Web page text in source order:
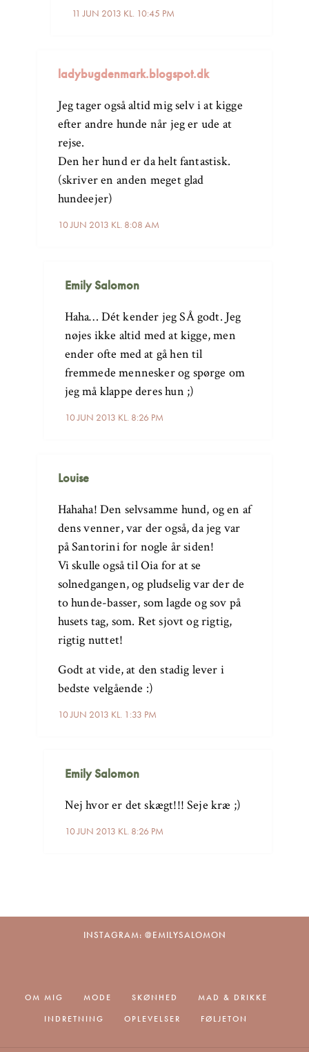
11 JUN 2013 KL. 10:45 PM
ladybugdenmark.blogspot.dk
10 JUN 2013 KL. 8:08 AM
Jeg tager også altid mig selv i at kigge
efter andre hunde når jeg er ude at
rejse.
Den her hund er da helt fantastisk.
(skriver en anden meget glad
hundeejer)
Emily Salomon
10 JUN 2013 KL. 8:26 PM
Haha… Dét kender jeg SÅ godt. Jeg
nøjes ikke altid med at kigge, men
ender ofte med at gå hen til
fremmede mennesker og spørge om
jeg må klappe deres hun ;)
Louise
10 JUN 2013 KL. 1:33 PM
Hahaha! Den selvsamme hund, og en af
dens venner, var der også, da jeg var
på Santorini for nogle år siden!
Vi skulle også til Oia for at se
solnedgangen, og pludselig var der de
to hunde-basser, som lagde og sov på
husets tag, som. Ret sjovt og rigtig,
rigtig nuttet!
Godt at vide, at den stadig lever i
bedste velgående :)
Emily Salomon
10 JUN 2013 KL. 8:26 PM
Nej hvor er det skægt!!! Seje kræ ;)
INSTAGRAM: @EMILYSALOMON
OM MIG MODE SKØNHED
MAD & DRIKKE
INDRETNING
OPLEVELSER FØLJETON